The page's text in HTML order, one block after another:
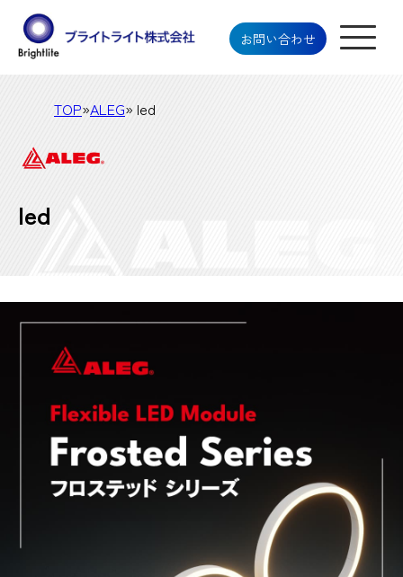
お問い合わせ
TOP»ALEG» led
led
ブライトライト株式会社